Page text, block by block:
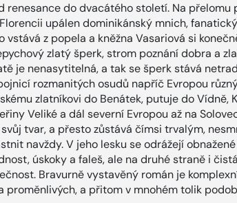
renesance do dvacátého století. Na přelomu
upálen dominikánský mnich,
vstává z popela a kněžna Vasariová si
zlatý šperk, strom poznání dobra a
je nenasytitelná, a tak se šperk stává
rozmanitých osudů napříč Evropou
zlatníkovi do Benátek, putuje do Vídně,
Veliké a dál severní Evropou až na
tvar, a přesto zůstává čímsi trvalým,
navždy. V jeho lesku se odrážejí
úskoky a faleš, ale na druhé straně i
Bravurně vystavěný román je
proměnlivých, a přitom v mnohém tolik